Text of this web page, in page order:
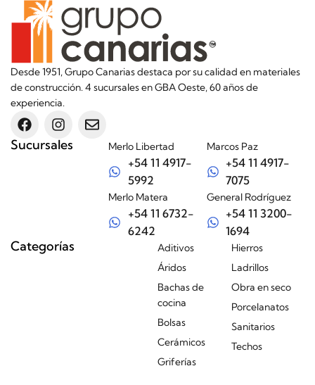
Desde 1951, Grupo Canarias destaca por su calidad en materiales
de construcción. 4 sucursales en GBA Oeste, 60 años de
experiencia.
Sucursales Merlo Libertad
+54 11 4917-
5992
Merlo Matera
+54 11 6732-
6242
Marcos Paz
+54 11 4917-
7075
General Rodríguez
+54 11 3200-
1694
Categorías
Aditivos
Áridos
Bachas de
cocina
Bolsas
Cerámicos
Griferías
Hierros
Ladrillos
Obra en seco
Porcelanatos
Sanitarios
Techos